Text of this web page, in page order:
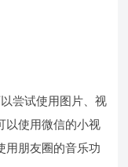
尝试使用图片、视
以使用微信的小视
用朋友圈的音乐功